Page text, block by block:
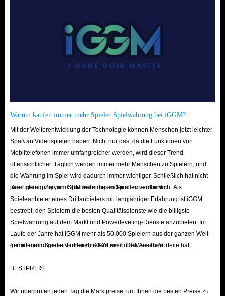
Sie beim Einkauf bis zu 5 % Rabatt. Je mehr Sie kaufen, desto mehr
sparen Sie. Werden Sie Mitglied im IGGM.com-Partnerprogramm und
verdienen Sie mit Ihrem Charme und Talent Provisionen. Dieses Geld
können Sie natürlich auch gegen einen Account mit gleichem Wert
IGGM.com ist seit jeher ein Online-Shop, der für seinen hochwertigen
Service bekannt ist. Bei Problemen während des Einkaufs oder nach Erhalt
der Artikel können Sie sich rund um die Uhr an unseren Online-
Kundenservice wenden. Wir helfen Ihnen gerne weiter.
können Sie ungehindert in die spannende Welt des Solo-Levelings
eintauchen. Bestellen Sie jetzt hier und erobern Sie die Jäger-Bestenliste!
Wie erhalte ich Solo-Leveling-Arise-Konten auf
Sehen Sie sich die Liste der Solo-Leveling-Arise-Konten an, wählen
Warum kaufen immer mehr Spieler Spielwährung bei iGGM?
Mit der Weiterentwicklung der Technologie können Menschen jetzt leichter
Spaß an Videospielen haben. Nicht nur das, da die Funktionen von
Mobiltelefonen immer umfangreicher werden, wird dieser Trend
offensichtlicher. Täglich werden immer mehr Menschen zu Spielern, und
die Währung im Spiel wird dadurch immer wichtiger. Schließlich hat nicht
jeder genug Zeit, um Spielwährung im Spiel zu verdienen.
Die Entstehung von iGGM löste dieses Problem schließlich. Als
Spieleanbieter eines Drittanbieters mit langjähriger Erfahrung ist iGGM
bestrebt, den Spielern die besten Qualitätsdienste wie die billigste
Spielwährung auf dem Markt und Powerleveling-Dienste anzubieten. Im
Laufe der Jahre hat iGGM mehr als 50.000 Spielern aus der ganzen Welt
geholfen und genießt unter Spielern ein hohes Ansehen.
Immer mehr Spieler vertrauen iGGM, weil iGGM sechs Vorteile hat:
BESTPREIS
Wir überprüfen jeden Tag die Marktpreise, um Ihnen die besten Preise zu